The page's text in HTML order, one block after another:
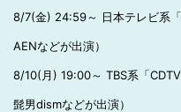
8/7(金) 24:59～ 日本テレビ系
AENなどが出演）
8/10(月) 19:00～ TBS系「
髭男dismなどが出演）